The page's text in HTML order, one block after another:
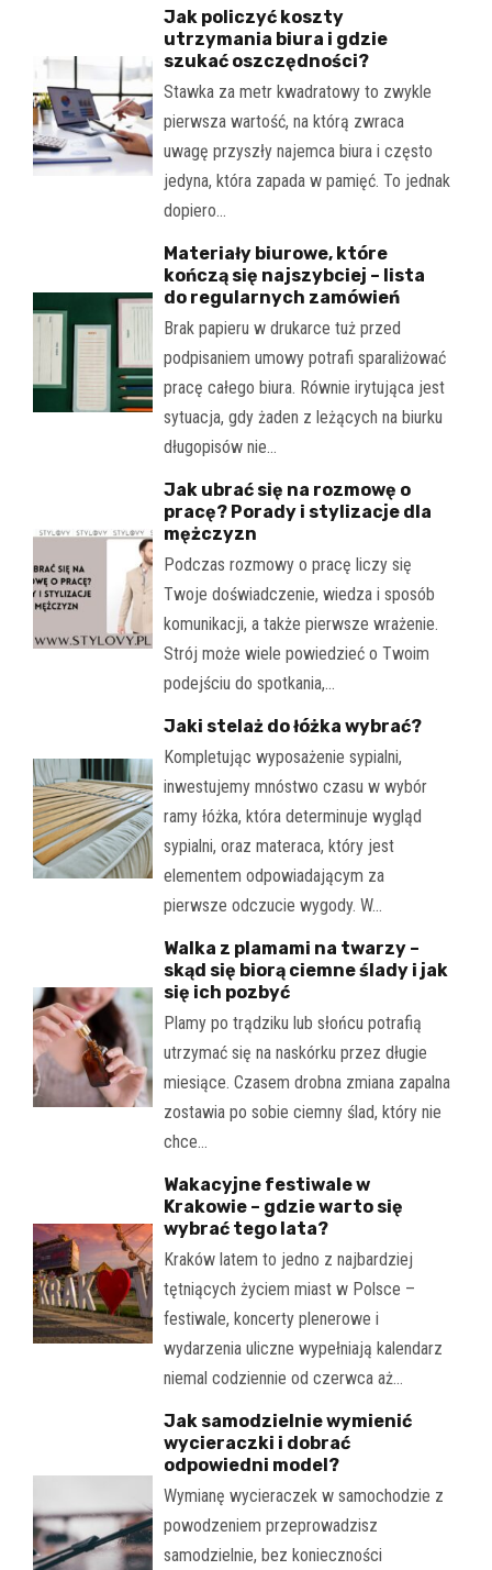
Jak policzyć koszty
utrzymania biura i gdzie
szukać oszczędności?
Stawka za metr kwadratowy to zwykle
pierwsza wartość, na którą zwraca
uwagę przyszły najemca biura i często
jedyna, która zapada w pamięć. To jednak
dopiero…
Materiały biurowe, które
kończą się najszybciej – lista
do regularnych zamówień
Brak papieru w drukarce tuż przed
podpisaniem umowy potrafi sparaliżować
pracę całego biura. Równie irytująca jest
sytuacja, gdy żaden z leżących na biurku
długopisów nie…
Jak ubrać się na rozmowę o
pracę? Porady i stylizacje dla
mężczyzn
Podczas rozmowy o pracę liczy się
Twoje doświadczenie, wiedza i sposób
komunikacji, a także pierwsze wrażenie.
Strój może wiele powiedzieć o Twoim
podejściu do spotkania,…
Jaki stelaż do łóżka wybrać?
Kompletując wyposażenie sypialni,
inwestujemy mnóstwo czasu w wybór
ramy łóżka, która determinuje wygląd
sypialni, oraz materaca, który jest
elementem odpowiadającym za
pierwsze odczucie wygody. W…
Walka z plamami na twarzy –
skąd się biorą ciemne ślady i jak
się ich pozbyć
Plamy po trądziku lub słońcu potrafią
utrzymać się na naskórku przez długie
miesiące. Czasem drobna zmiana zapalna
zostawia po sobie ciemny ślad, który nie
chce…
Wakacyjne festiwale w
Krakowie – gdzie warto się
wybrać tego lata?
Kraków latem to jedno z najbardziej
tętniących życiem miast w Polsce –
festiwale, koncerty plenerowe i
wydarzenia uliczne wypełniają kalendarz
niemal codziennie od czerwca aż…
Jak samodzielnie wymienić
wycieraczki i dobrać
odpowiedni model?
Wymianę wycieraczek w samochodzie z
powodzeniem przeprowadzisz
samodzielnie, bez konieczności